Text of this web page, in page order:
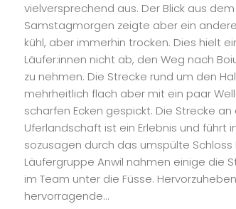
vielversprechend aus. Der Blick aus
Samstagmorgen zeigte aber ein
kühl, aber immerhin trocken. Dies hielt
Läufer:innen nicht ab, den Weg nach
zu nehmen. Die Strecke rund um den
mehrheitlich flach aber mit ein paar
scharfen Ecken gespickt. Die Strecke
Uferlandschaft ist ein Erlebnis und führt
sozusagen durch das umspülte Schloss
Läufergruppe Anwil nahmen einige die
im Team unter die Füsse.
hervorragende...